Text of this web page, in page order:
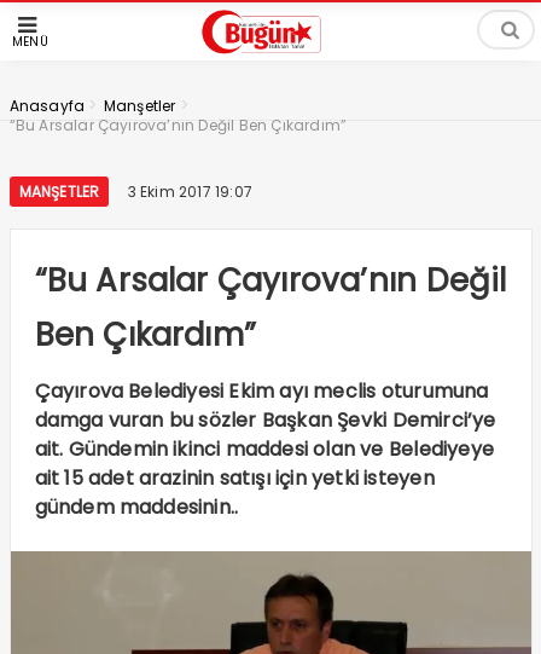
MENÜ
Anasayfa > Manşetler >
“Bu Arsalar Çayırova’nın Değil Ben Çıkardım”
MANŞETLER 3 Ekim 2017 19:07
“Bu Arsalar Çayırova’nın Değil
Ben Çıkardım”
Çayırova Belediyesi Ekim ayı meclis oturumuna
damga vuran bu sözler Başkan Şevki Demirci’ye
ait. Gündemin ikinci maddesi olan ve Belediyeye
ait 15 adet arazinin satışı için yetki isteyen
gündem maddesinin..